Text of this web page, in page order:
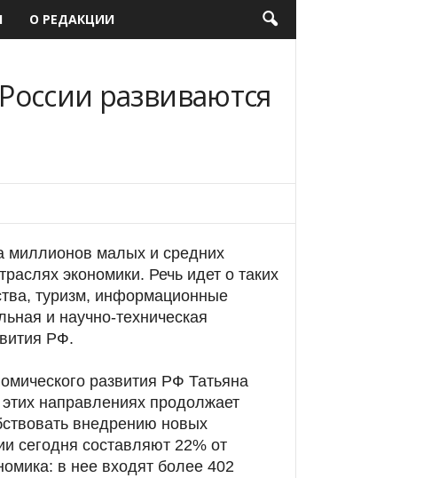
О РЕДАКЦИИ
развиваются
миллионов малых и средних
экономики. Речь идет о таких
туризм, информационные
и научно-техническая
РФ.
развития РФ Татьяна
направлениях продолжает
внедрению новых
сегодня составляют 22% от
в нее входят более 402